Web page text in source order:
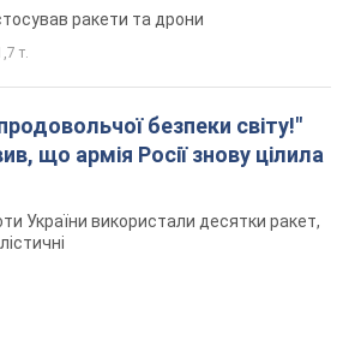
ракети та дрони
т.
безпеки світу!"
що армія Росії знову цілила
України використали десятки ракет,